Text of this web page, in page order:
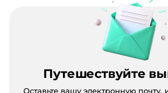
Путешествуйте
Оставьте вашу электронную почту,